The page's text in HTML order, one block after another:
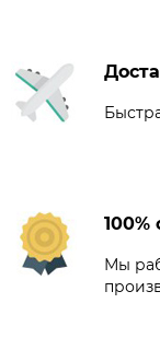
100%
Мы